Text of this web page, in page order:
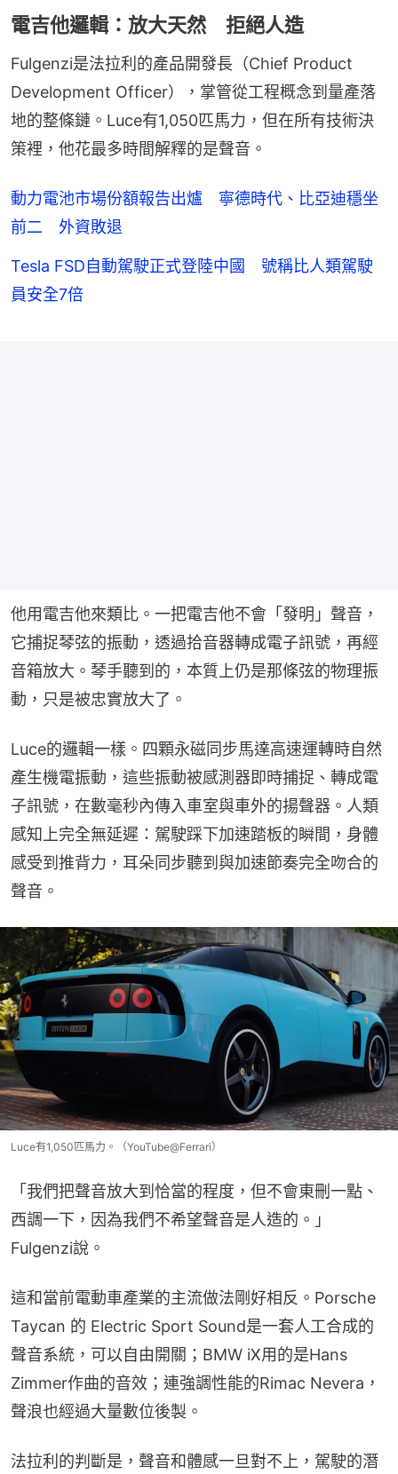
電吉他邏輯：放大天然 拒絕人造
Fulgenzi是法拉利的產品開發長（Chief Product
Development Officer），掌管從工程概念到量產落
地的整條鏈。Luce有1,050匹馬力，但在所有技術決
策裡，他花最多時間解釋的是聲音。
動力電池市場份額報告出爐 寧德時代、比亞迪穩坐
前二 外資敗退
Tesla FSD自動駕駛正式登陸中國 號稱比人類駕駛
員安全7倍
他用電吉他來類比。一把電吉他不會「發明」聲音，
它捕捉琴弦的振動，透過拾音器轉成電子訊號，再經
音箱放大。琴手聽到的，本質上仍是那條弦的物理振
動，只是被忠實放大了。
Luce的邏輯一樣。四顆永磁同步馬達高速運轉時自然
產生機電振動，這些振動被感測器即時捕捉、轉成電
子訊號，在數毫秒內傳入車室與車外的揚聲器。人類
感知上完全無延遲：駕駛踩下加速踏板的瞬間，身體
感受到推背力，耳朵同步聽到與加速節奏完全吻合的
聲音。
Luce有1,050匹馬力。（YouTube@Ferrari）
「我們把聲音放大到恰當的程度，但不會東刪一點、
西調一下，因為我們不希望聲音是人造的。」
Fulgenzi說。
這和當前電動車產業的主流做法剛好相反。Porsche
Taycan 的 Electric Sport Sound是一套人工合成的
聲音系統，可以自由開關；BMW iX用的是Hans
Zimmer作曲的音效；連強調性能的Rimac Nevera，
聲浪也經過大量數位後製。
法拉利的判斷是，聲音和體感一旦對不上，駕駛的潛